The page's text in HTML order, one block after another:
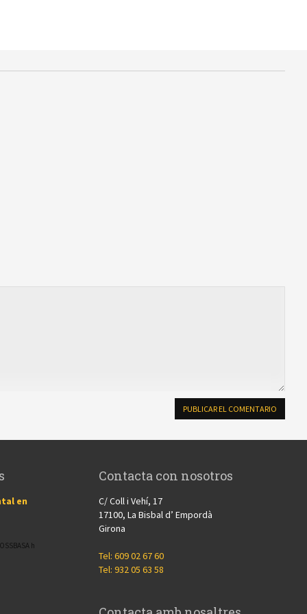
en
h
Contacta con nosotros
C/ Coll i Vehí, 17
17100, La Bisbal d’ Empordà
Girona
Tel: 609 02 67 60
Tel: 932 05 63 58